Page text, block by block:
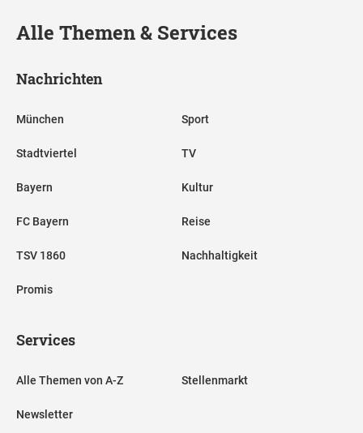
Alle Themen & Services
Nachrichten
München
Stadtviertel
Bayern
FC Bayern
TSV 1860
Promis
Sport
TV
Kultur
Reise
Nachhaltigkeit
Services
Alle Themen von A-Z
Newsletter
Stellenmarkt